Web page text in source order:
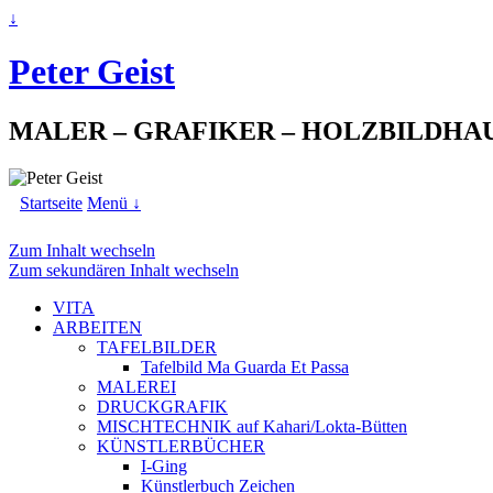
↓
Peter Geist
MALER – GRAFIKER –
Startseite Menü ↓
Zum Inhalt wechseln
Zum sekundären Inhalt wechseln
VITA
ARBEITEN
TAFELBILDER
Tafelbild Ma Guarda Et Passa
MALEREI
DRUCKGRAFIK
MISCHTECHNIK auf Kahari/Lokta-Bütten
KÜNSTLERBÜCHER
I-Ging
Künstlerbuch Zeichen